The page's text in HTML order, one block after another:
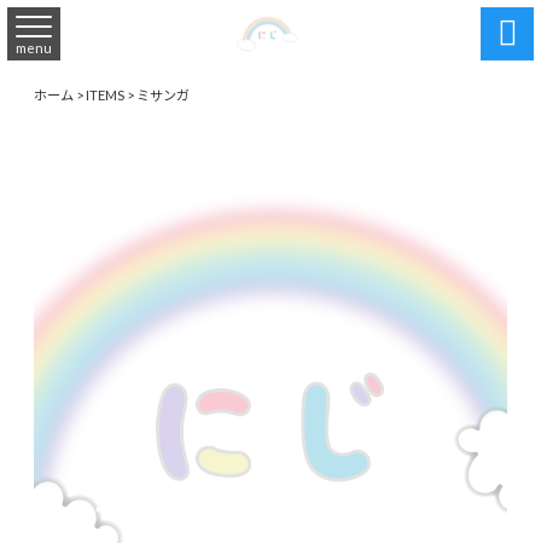
menu 
ホーム>ITEMS> ミサンガ